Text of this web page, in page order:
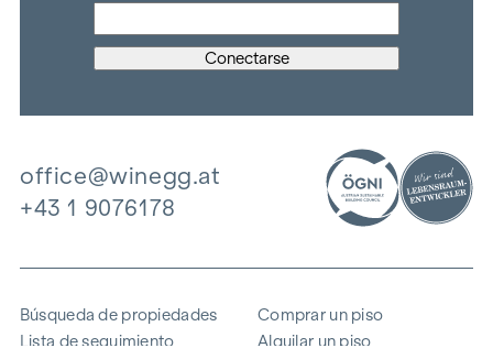
office@winegg.at
+43 1 9076178
Búsqueda de propiedades
Lista de seguimiento
Comprar un piso
Alquilar un piso